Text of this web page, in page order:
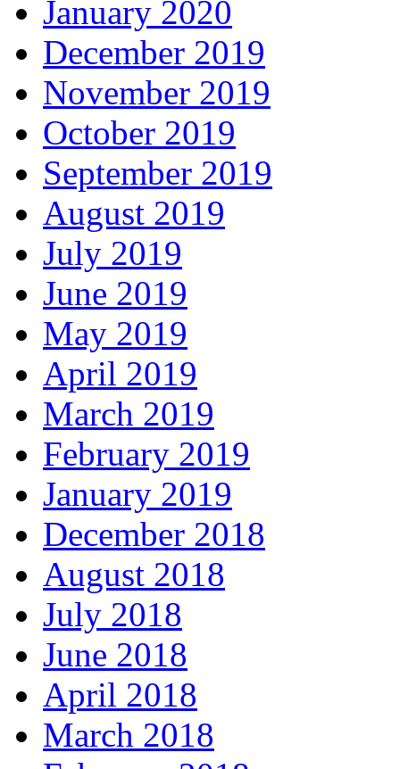
January 2020
December 2019
November 2019
October 2019
September 2019
August 2019
July 2019
June 2019
May 2019
April 2019
March 2019
February 2019
January 2019
December 2018
August 2018
July 2018
June 2018
April 2018
March 2018